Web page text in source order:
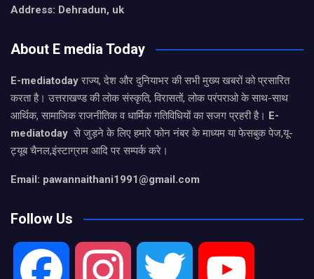
Address: Dehradun, uk
About E media Today
E-mediatodayराज्य, देश और दुनियाभर की सभी मुख्य खबरों को प्रसारित
करता है। उत्तराखण्ड की लोक संस्कृति, विरासतों, लोक परंपराओ के साथ-साथ
आर्थिक, सामाजिक राजनीतिक व धार्मिक गतिविधियों का सजग प्रहरी है। E-
mediatoday से जुड़ने के लिए हमारे फोन नंबर के माध्यम या फेसबुक पेज,यू-
ट्यूब चैनल,इंस्टाग्राम आदि पर सम्पर्क करे।
Email: pawannaithani1991@gmail.com
Follow Us